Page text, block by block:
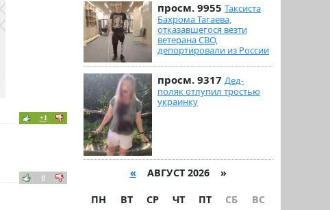
просм. 9955 Таксиста
Бахрома Тагаева,
отказавшегося везти
ветерана СВО,
депортировали из России
просм. 9317 Дед-
поляк отлупил тростью
украинку
« АВГУСТ 2026 »
ПН ВТ СР ЧТ ПТ СБ
ВС
+1
0